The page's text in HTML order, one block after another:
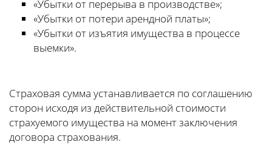
«Убытки от перерыва в производстве»;
«Убытки от потери арендной платы»;
«Убытки от изъятия имущества в процессе
выемки».
Страховая сумма устанавливается по соглашению
сторон исходя из действительной стоимости
страхуемого имущества на момент заключения
договора страхования.